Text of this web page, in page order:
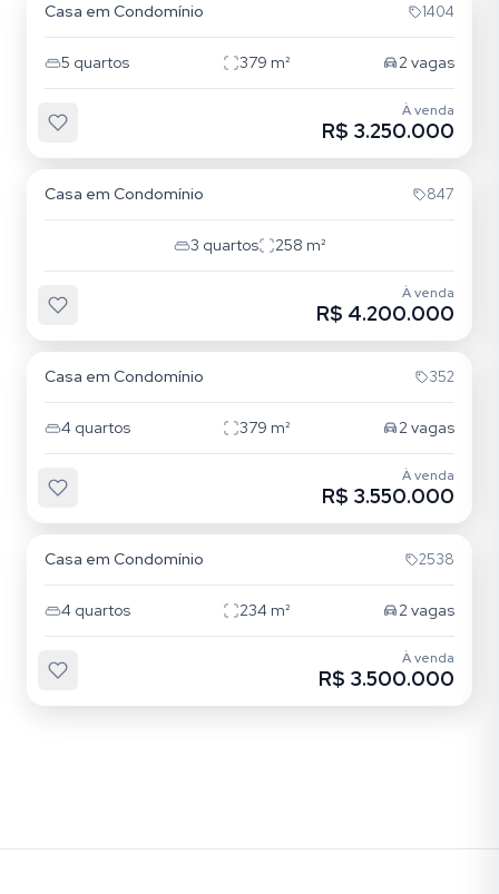
Casa em Condomínio 1404
5 quartos 379 m² 2vagas
À venda
R$ 3.250.000
Casa em Condomínio 847
3 quartos 258 m²
À venda
R$ 4.200.000
Casa em Condomínio 352
4 quartos 379 m² 2vagas
À venda
R$ 3.550.000
Casa em Condomínio 2538
4 quartos 234 m² 2vagas
À venda
R$ 3.500.000